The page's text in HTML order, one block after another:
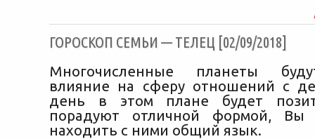
ГОРОСКОП СЕМЬИ — ТЕЛЕЦ [02/09/2018]
Многочисленные планеты
влияние на сферу отношений с
день в этом плане будет
порадуют отличной формой, Вы
находить с ними общий язык.